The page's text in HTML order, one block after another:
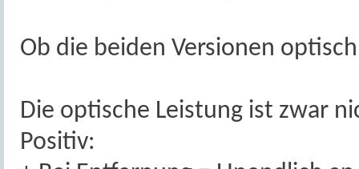
Ob die beiden Versionen
Die optische Leistung ist zwar
Positiv: